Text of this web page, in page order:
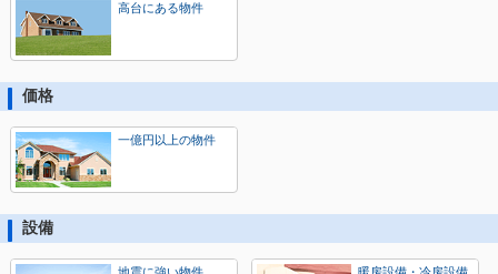
高台にある物件
価格
一億円以上の物件
設備